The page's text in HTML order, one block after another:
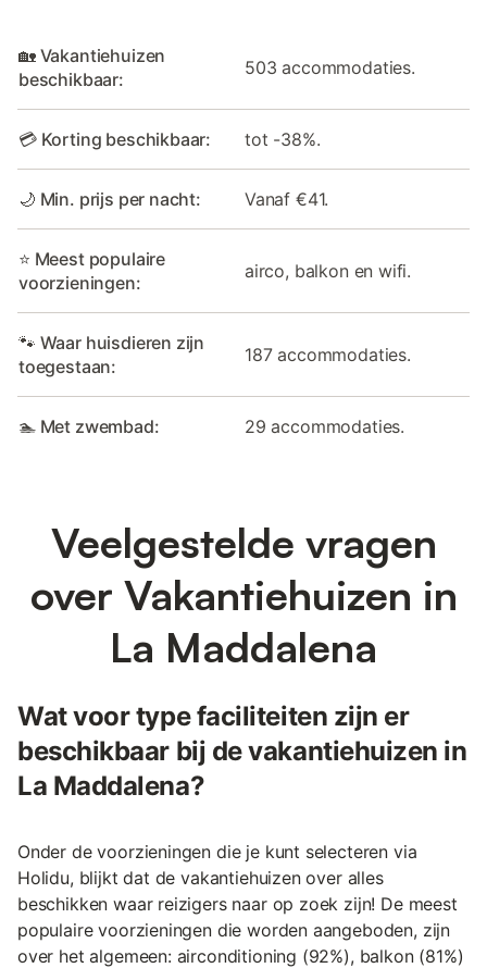
🏡 Vakantiehuizen
beschikbaar:
503 accommodaties.
💳 Korting beschikbaar: tot -38%.
🌙 Min. prijs per nacht: Vanaf €41.
⭐ Meest populaire
voorzieningen:
airco, balkon en wifi.
🐾 Waar huisdieren zijn
toegestaan:
187 accommodaties.
🏊 Met zwembad: 29 accommodaties.
Veelgestelde vragen
over Vakantiehuizen in
La Maddalena
Wat voor type faciliteiten zijn er
beschikbaar bij de vakantiehuizen in
La Maddalena?
Onder de voorzieningen die je kunt selecteren via
Holidu, blijkt dat de vakantiehuizen over alles
beschikken waar reizigers naar op zoek zijn! De meest
populaire voorzieningen die worden aangeboden, zijn
over het algemeen: airconditioning (92%), balkon (81%)